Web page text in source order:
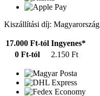
Kiszállítási díj: Magyarország
17.000 Ft-tól Ingyenes*
0 Ft-tól
2.150 Ft